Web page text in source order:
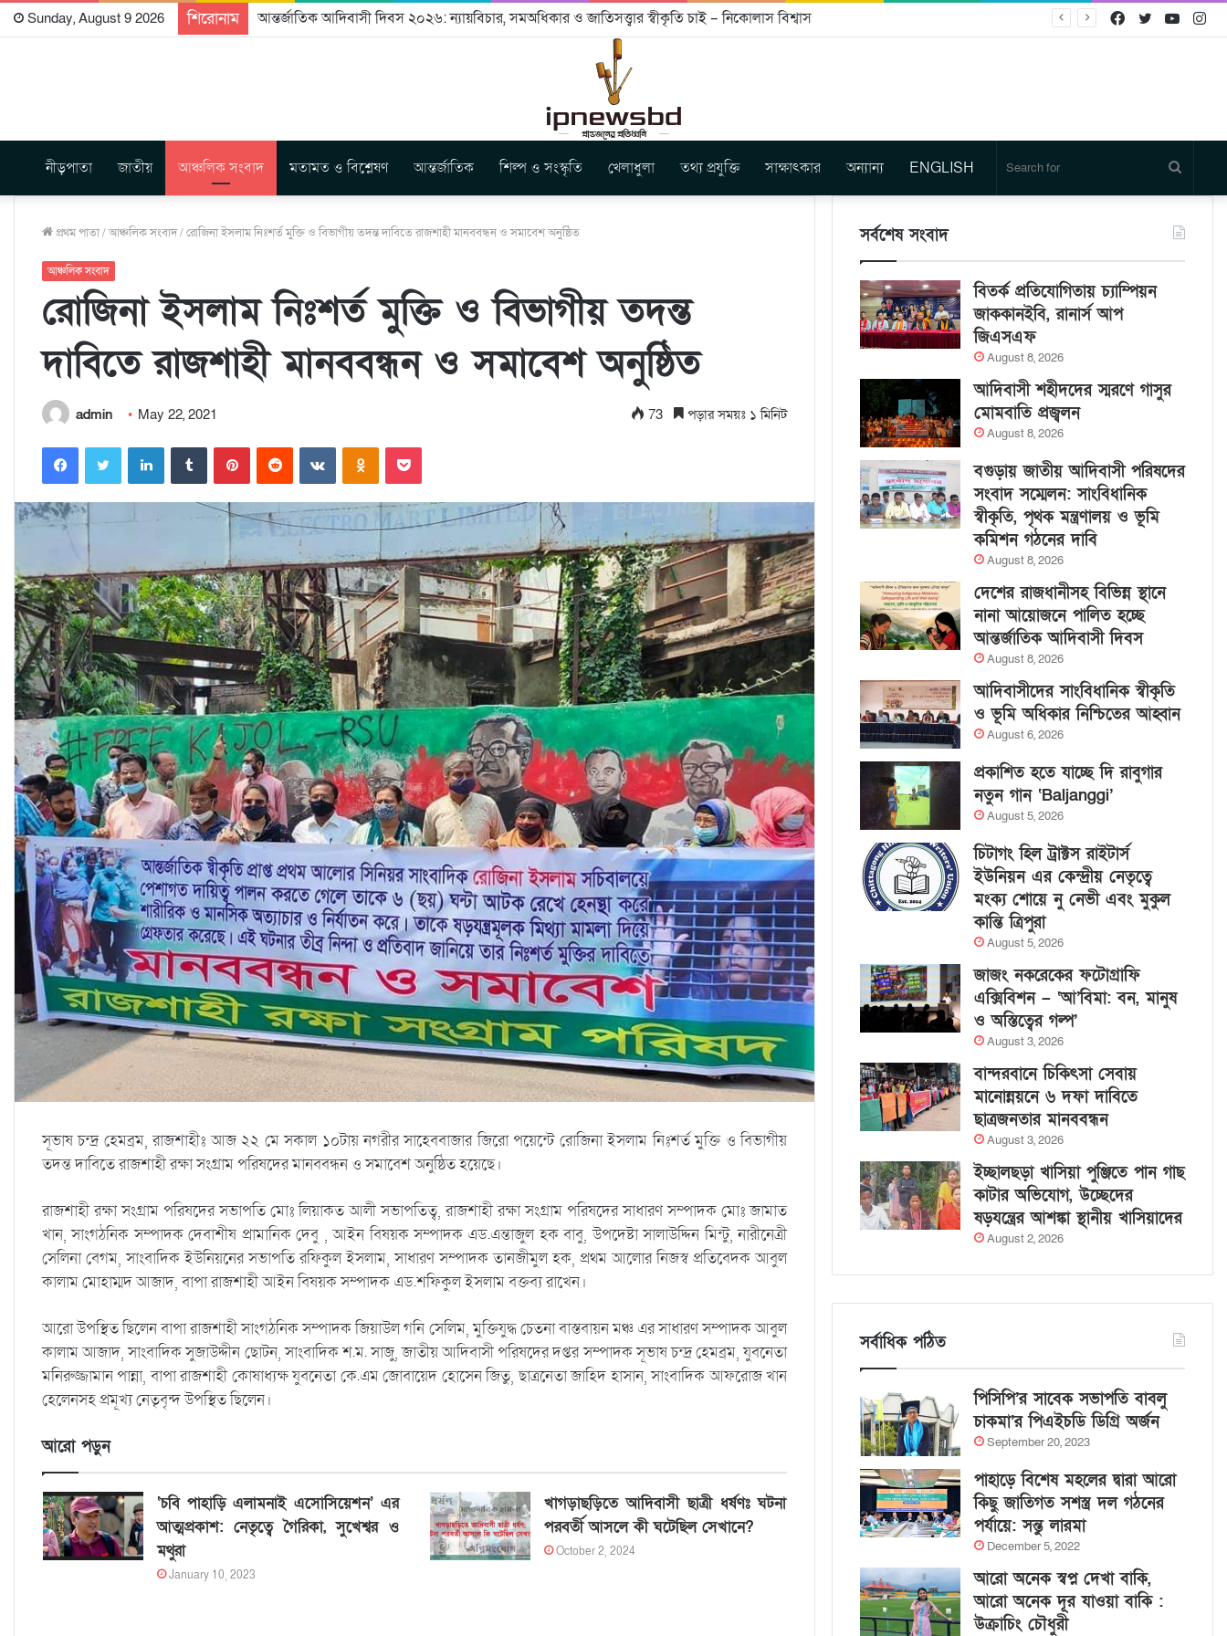
Sunday, August 9 2026 শিরোনাম আন্তর্জাতিক আদিবাসী দিবস ২০২৬: ন্যায়বিচার, সমঅধিকার ও জাতিসত্ত্বার স্বীকৃতি চাই – নিকোলাস বিশ্বাস Twitter
Facebook
নীড়পাতা জাতীয় আঞ্চলিক সংবাদ মতামত ও বিশ্লেষণ আন্তর্জাতিক শিল্প ও সংস্কৃতি খেলাধুলা তথ্য প্রযুক্তি সাক্ষাৎকার অন্যান্য ENGLISH
for
প্রথম পাতা/আঞ্চলিক সংবাদ/রোজিনা ইসলাম নিঃশর্ত মুক্তি ও বিভাগীয় তদন্ত দাবিতে রাজশাহী মানববন্ধন ও সমাবেশ অনুষ্ঠিত
আঞ্চলিক সংবাদ
রোজিনা ইসলাম নিঃশর্ত মুক্তি ও বিভাগীয় তদন্ত
দাবিতে রাজশাহী মানববন্ধন ও সমাবেশ অনুষ্ঠিত
admin May 22, 2021 73 পড়ার সময়ঃ ১ মিনিট
সূভাষ চন্দ্র হেমব্রম, রাজশাহীঃ আজ ২২ মে সকাল ১০টায় নগরীর সাহেববাজার জিরো পয়েন্টে রোজিনা ইসলাম নিঃশর্ত মুক্তি ও বিভাগীয়
তদন্ত দাবিতে রাজশাহী রক্ষা সংগ্রাম পরিষদের মানববন্ধন ও সমাবেশ অনুষ্ঠিত হয়েছে।
রাজশাহী রক্ষা সংগ্রাম পরিষদের সভাপতি মোঃ লিয়াকত আলী সভাপতিত্ব, রাজশাহী রক্ষা সংগ্রাম পরিষদের সাধারণ সম্পাদক মোঃ জামাত
খান, সাংগঠনিক সম্পাদক দেবাশীষ প্রামানিক দেবু , আইন বিষয়ক সম্পাদক এড.এন্তাজুল হক বাবু, উপদেষ্টা সালাউদ্দিন মিন্টু, নারীনেত্রী
সেলিনা বেগম, সাংবাদিক ইউনিয়নের সভাপতি রফিকুল ইসলাম, সাধারণ সম্পাদক তানজীমুল হক, প্রথম আলোর নিজস্ব প্রতিবেদক আবুল
কালাম মোহাম্মদ আজাদ, বাপা রাজশাহী আইন বিষয়ক সম্পাদক এড.শফিকুল ইসলাম বক্তব্য রাখেন।
আরো উপস্থিত ছিলেন বাপা রাজশাহী সাংগঠনিক সম্পাদক জিয়াউল গনি সেলিম, মুক্তিযুদ্ধ চেতনা বাস্তবায়ন মঞ্চ এর সাধারণ সম্পাদক আবুল
কালাম আজাদ, সাংবাদিক সুজাউদ্দীন ছোটন, সাংবাদিক শ.ম. সাজু, জাতীয় আদিবাসী পরিষদের দপ্তর সম্পাদক সূভাষ চন্দ্র হেমব্রম, যুবনেতা
মনিরুজ্জামান পান্না, বাপা রাজশাহী কোষাধ্যক্ষ যুবনেতা কে.এম জোবায়েদ হোসেন জিতু, ছাত্রনেতা জাহিদ হাসান, সাংবাদিক আফরোজ খান
হেলেনসহ প্রমূখ্য নেতৃবৃন্দ উপস্থিত ছিলেন।
আরো পড়ুন
‘চবি পাহাড়ি এলামনাই এসোসিয়েশন’ এর
আত্মপ্রকাশ: নেতৃত্বে গৈরিকা, সুখেশ্বর ও
মথুরা
January 10, 2023
খাগড়াছড়িতে আদিবাসী ছাত্রী ধর্ষণঃ ঘটনা
পরবর্তী আসলে কী ঘটেছিল সেখানে?
October 2, 2024
সর্বশেষ সংবাদ
বিতর্ক প্রতিযোগিতায় চ্যাম্পিয়ন
জাককানইবি, রানার্স আপ
জিএসএফ
August 8, 2026
আদিবাসী শহীদদের স্মরণে গাসুর
মোমবাতি প্রজ্বলন
August 8, 2026
বগুড়ায় জাতীয় আদিবাসী পরিষদের
সংবাদ সম্মেলন: সাংবিধানিক
স্বীকৃতি, পৃথক মন্ত্রণালয় ও ভূমি
কমিশন গঠনের দাবি
August 8, 2026
দেশের রাজধানীসহ বিভিন্ন স্থানে
নানা আয়োজনে পালিত হচ্ছে
আন্তর্জাতিক আদিবাসী দিবস
August 8, 2026
আদিবাসীদের সাংবিধানিক স্বীকৃতি
ও ভূমি অধিকার নিশ্চিতের আহ্বান
August 6, 2026
প্রকাশিত হতে যাচ্ছে দি রাবুগার
নতুন গান ‘Baljanggi’
August 5, 2026
চিটাগং হিল ট্রাক্টস রাইটার্স
ইউনিয়ন এর কেন্দ্রীয় নেতৃত্বে
মংক্য শোয়ে নু নেভী এবং মুকুল
কান্তি ত্রিপুরা
August 5, 2026
জাজং নকরেকের ফটোগ্রাফি
এক্সিবিশন – ‘আ’বিমা: বন, মানুষ
ও অস্তিত্বের গল্প’
August 3, 2026
বান্দরবানে চিকিৎসা সেবায়
মানোন্নয়নে ৬ দফা দাবিতে
ছাত্রজনতার মানববন্ধন
August 3, 2026
ইচ্ছালছড়া খাসিয়া পুঞ্জিতে পান গাছ
কাটার অভিযোগ, উচ্ছেদের
ষড়যন্ত্রের আশঙ্কা স্থানীয় খাসিয়াদের
August 2, 2026
সর্বাধিক পঠিত
পিসিপি’র সাবেক সভাপতি বাবলু
চাকমা’র পিএইচডি ডিগ্রি অর্জন
September 20, 2023
পাহাড়ে বিশেষ মহলের দ্বারা আরো
কিছু জাতিগত সশস্ত্র দল গঠনের
পর্যায়ে: সন্তু লারমা
December 5, 2022
আরো অনেক স্বপ্ন দেখা বাকি,
আরো অনেক দূর যাওয়া বাকি :
উক্রাচিং চৌধুরী